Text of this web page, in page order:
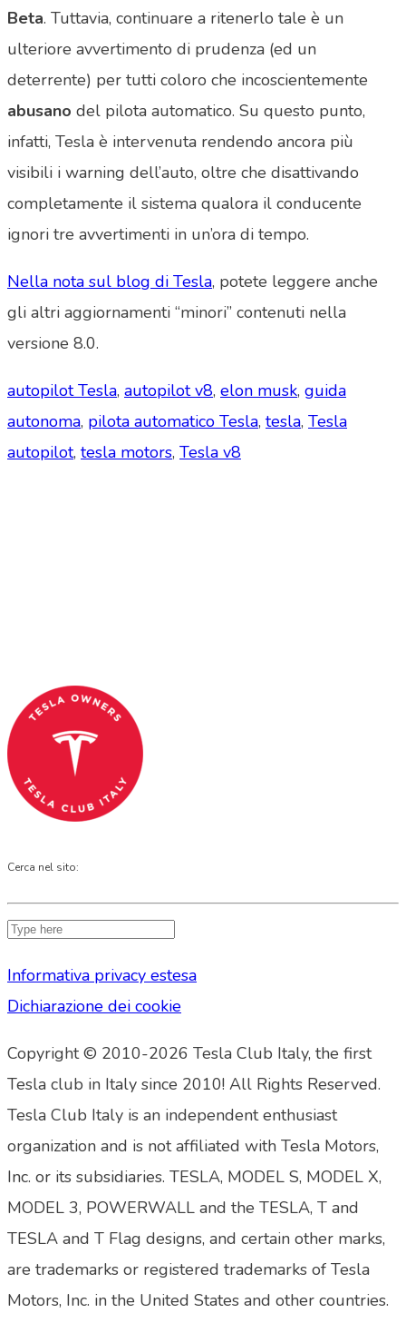
Beta. Tuttavia, continuare a ritenerlo tale è un
ulteriore avvertimento di prudenza (ed un
deterrente) per tutti coloro che incoscientemente
abusano del pilota automatico. Su questo punto,
infatti, Tesla è intervenuta rendendo ancora più
visibili i warning dell’auto, oltre che disattivando
completamente il sistema qualora il conducente
ignori tre avvertimenti in un’ora di tempo.
Nella nota sul blog di Tesla, potete leggere anche
gli altri aggiornamenti “minori” contenuti nella
versione 8.0.
autopilot Tesla, autopilot v8, elon musk, guida
autonoma, pilota automatico Tesla, tesla, Tesla
autopilot, tesla motors, Tesla v8
Cerca nel sito:
Informativa privacy estesa
Dichiarazione dei cookie
Copyright © 2010-2026 Tesla Club Italy, the first
Tesla club in Italy since 2010! All Rights Reserved.
Tesla Club Italy is an independent enthusiast
organization and is not affiliated with Tesla Motors,
Inc. or its subsidiaries. TESLA, MODEL S, MODEL X,
MODEL 3, POWERWALL and the TESLA, T and
TESLA and T Flag designs, and certain other marks,
are trademarks or registered trademarks of Tesla
Motors, Inc. in the United States and other countries.